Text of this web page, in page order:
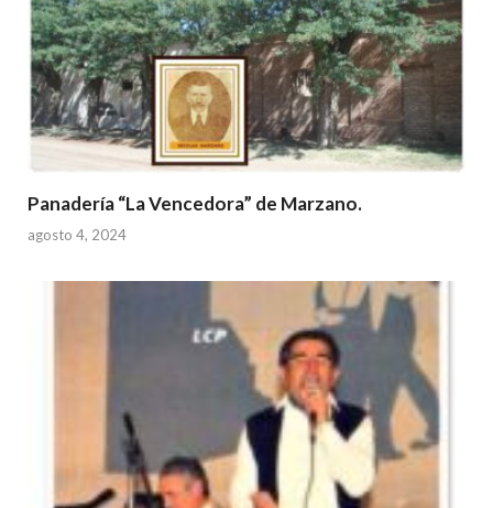
Panadería “La Vencedora” de Marzano.
agosto 4, 2024